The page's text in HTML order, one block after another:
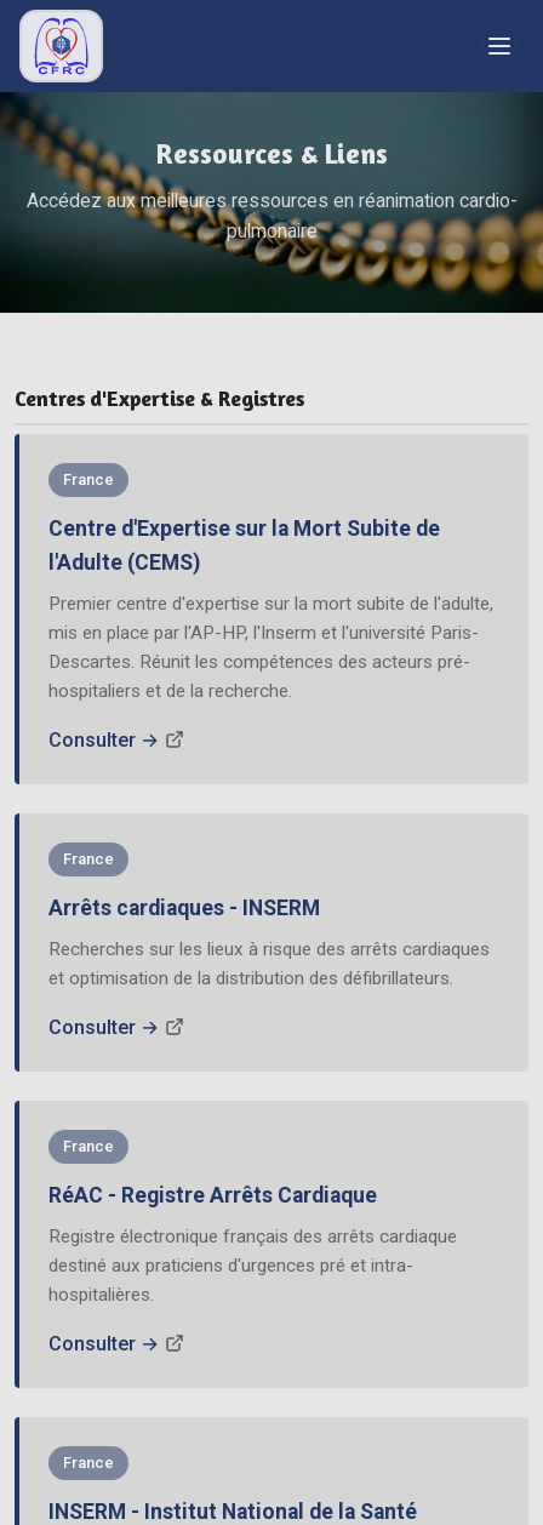
Recommandations
Réanimation
Liens
LE CFRC
À propos
Ressources & Liens
Accédez aux meilleures ressources en réanimation cardio-
pulmonaire
Centres d'Expertise & Registres
France
Centre d'Expertise sur la Mort Subite de
l'Adulte (CEMS)
Premier centre d'expertise sur la mort subite de l'adulte,
mis en place par l'AP-HP, l'Inserm et l'université Paris-
Descartes. Réunit les compétences des acteurs pré-
hospitaliers et de la recherche.
Consulter →
France
Arrêts cardiaques - INSERM
Recherches sur les lieux à risque des arrêts cardiaques
et optimisation de la distribution des défibrillateurs.
Consulter →
France
RéAC - Registre Arrêts Cardiaque
Registre électronique français des arrêts cardiaque
destiné aux praticiens d'urgences pré et intra-
hospitalières.
Consulter →
France
INSERM - Institut National de la Santé